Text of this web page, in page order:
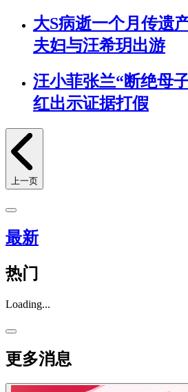
大S病逝一个月传遗
夫妇与汪希玥出游
汪小菲张兰“断绝母
红出示证据打假
上一页
最新
热门
Loading...
更多消息